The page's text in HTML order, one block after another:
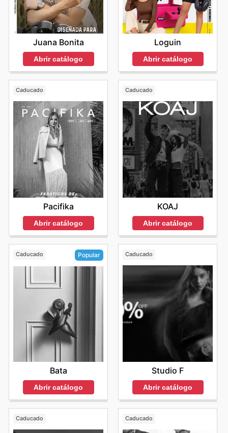
Juana Bonita
Abrir catálogo
Loguin
Abrir catálogo
Caducado
Pacifika
Abrir catálogo
Caducado
KOAJ
Abrir catálogo
Caducado Popular
Bata
Abrir catálogo
Caducado
Studio F
Abrir catálogo
Caducado Caducado